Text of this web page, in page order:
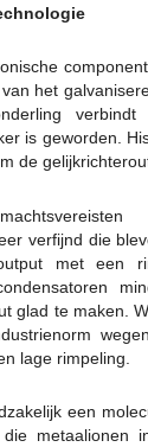
het
verbindt
is geworden.
de
verfijnd die
met een
glad te maken.
lage rimpeling.
een
metaalionen